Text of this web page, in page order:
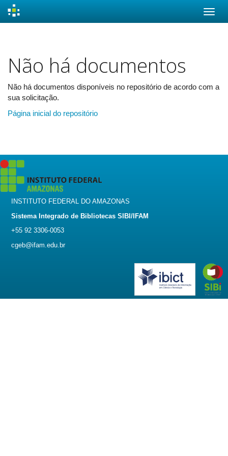
Não há documentos
Não há documentos disponíveis no repositório de acordo com a
sua solicitação.
Página inicial do repositório
INSTITUTO FEDERAL DO AMAZONAS
Sistema Integrado de Bibliotecas SIBI/IFAM
+55 92 3306-0053
cgeb@ifam.edu.br